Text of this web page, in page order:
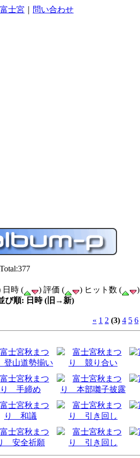
士宮
問い合わせ
Total:377
日時 ( ) 評価 ( ) ヒット数 (
)
び順: 日時 (旧→新)
« 1 2 (3) 4 5 6